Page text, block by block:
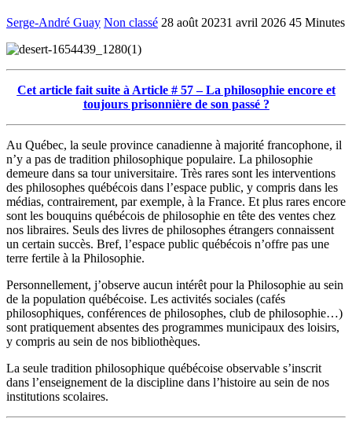
Serge-André Guay Non classé 28 août 20231 avril 2026 45 Minutes
Cet article fait suite à Article # 57 – La philosophie encore et
toujours prisonnière de son passé ?
Au Québec, la seule province canadienne à majorité francophone, il
n’y a pas de tradition philosophique populaire. La philosophie
demeure dans sa tour universitaire. Très rares sont les interventions
des philosophes québécois dans l’espace public, y compris dans les
médias, contrairement, par exemple, à la France. Et plus rares encore
sont les bouquins québécois de philosophie en tête des ventes chez
nos libraires. Seuls des livres de philosophes étrangers connaissent
un certain succès. Bref, l’espace public québécois n’offre pas une
terre fertile à la Philosophie.
Personnellement, j’observe aucun intérêt pour la Philosophie au sein
de la population québécoise. Les activités sociales (cafés
philosophiques, conférences de philosophes, club de philosophie…)
sont pratiquement absentes des programmes municipaux des loisirs,
y compris au sein de nos bibliothèques.
La seule tradition philosophique québécoise observable s’inscrit
dans l’enseignement de la discipline dans l’histoire au sein de nos
institutions scolaires.